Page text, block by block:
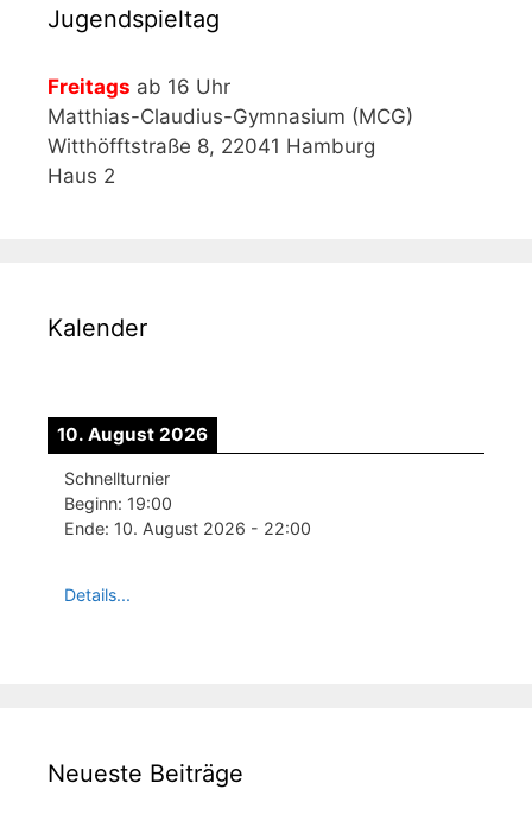
Jugendspieltag
Freitags ab 16 Uhr
Matthias-Claudius-Gymnasium (MCG)
Witthöfftstraße 8, 22041 Hamburg
Haus 2
Kalender
10. August 2026
Schnellturnier
Beginn: 19:00
Ende: 10. August 2026 - 22:00
Details...
Neueste Beiträge